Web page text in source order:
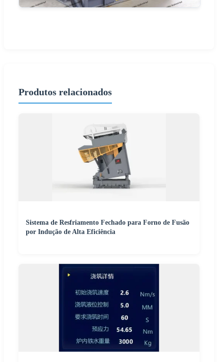
Produtos relacionados
Sistema de Resfriamento Fechado para Forno de Fusão
por Indução de Alta Eficiência